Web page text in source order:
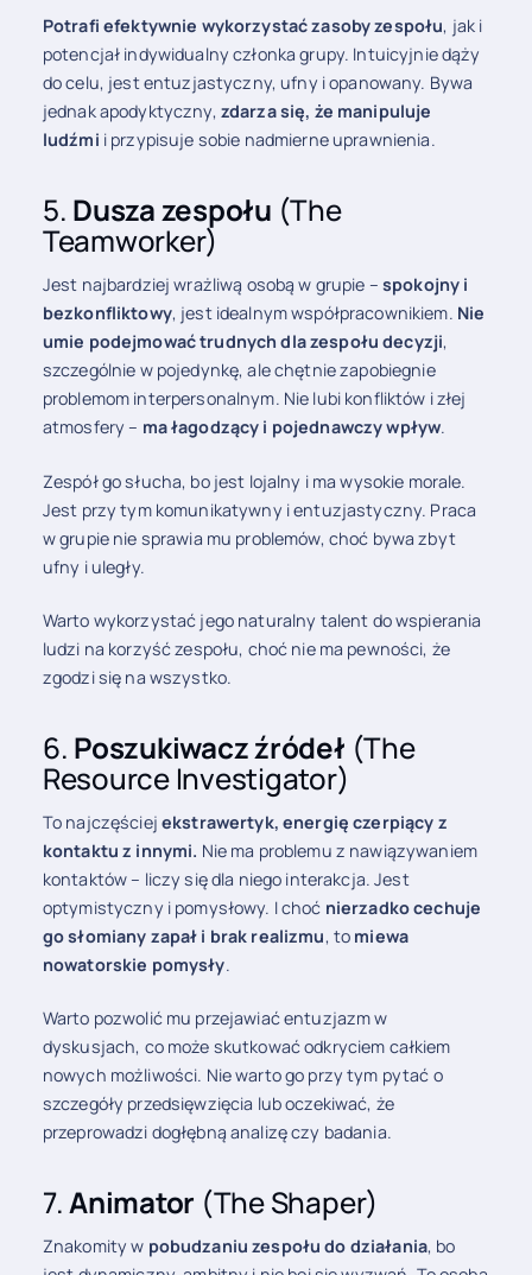
Potrafi efektywnie wykorzystać zasoby zespołu, jak i
potencjał indywidualny członka grupy. Intuicyjnie dąży
do celu, jest entuzjastyczny, ufny i opanowany. Bywa
jednak apodyktyczny, zdarza się, że manipuluje
ludźmi i przypisuje sobie nadmierne uprawnienia.
5. Dusza zespołu (The
Teamworker)
Jest najbardziej wrażliwą osobą w grupie – spokojny i
bezkonfliktowy, jest idealnym współpracownikiem. Nie
umie podejmować trudnych dla zespołu decyzji,
szczególnie w pojedynkę, ale chętnie zapobiegnie
problemom interpersonalnym. Nie lubi konfliktów i złej
atmosfery – ma łagodzący i pojednawczy wpływ.
Zespół go słucha, bo jest lojalny i ma wysokie morale.
Jest przy tym komunikatywny i entuzjastyczny. Praca
w grupie nie sprawia mu problemów, choć bywa zbyt
ufny i uległy.
Warto wykorzystać jego naturalny talent do wspierania
ludzi na korzyść zespołu, choć nie ma pewności, że
zgodzi się na wszystko.
6. Poszukiwacz źródeł (The
Resource Investigator)
To najczęściej ekstrawertyk, energię czerpiący z
kontaktu z innymi. Nie ma problemu z nawiązywaniem
kontaktów – liczy się dla niego interakcja. Jest
optymistyczny i pomysłowy. I choć nierzadko cechuje
go słomiany zapał i brak realizmu, to miewa
nowatorskie pomysły.
Warto pozwolić mu przejawiać entuzjazm w
dyskusjach, co może skutkować odkryciem całkiem
nowych możliwości. Nie warto go przy tym pytać o
szczegóły przedsięwzięcia lub oczekiwać, że
przeprowadzi dogłębną analizę czy badania.
7.Animator (The Shaper)
Znakomity w pobudzaniu zespołu do działania, bo